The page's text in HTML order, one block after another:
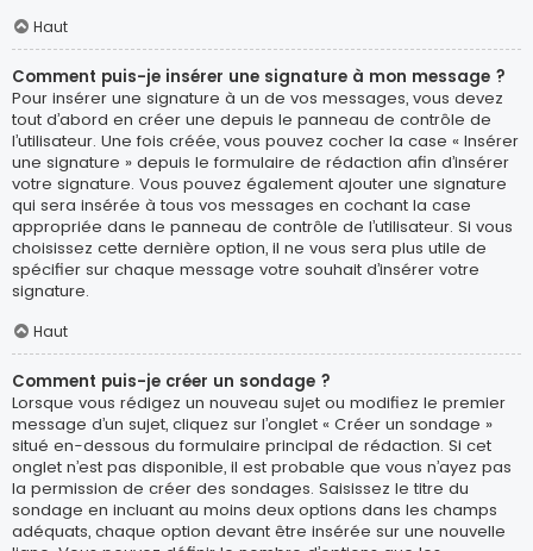
Haut
Comment puis-je insérer une signature à mon message ?
Pour insérer une signature à un de vos messages, vous devez
tout d’abord en créer une depuis le panneau de contrôle de
l’utilisateur. Une fois créée, vous pouvez cocher la case « Insérer
une signature » depuis le formulaire de rédaction afin d’insérer
votre signature. Vous pouvez également ajouter une signature
qui sera insérée à tous vos messages en cochant la case
appropriée dans le panneau de contrôle de l’utilisateur. Si vous
choisissez cette dernière option, il ne vous sera plus utile de
spécifier sur chaque message votre souhait d’insérer votre
signature.
Haut
Comment puis-je créer un sondage ?
Lorsque vous rédigez un nouveau sujet ou modifiez le premier
message d’un sujet, cliquez sur l’onglet « Créer un sondage »
situé en-dessous du formulaire principal de rédaction. Si cet
onglet n’est pas disponible, il est probable que vous n’ayez pas
la permission de créer des sondages. Saisissez le titre du
sondage en incluant au moins deux options dans les champs
adéquats, chaque option devant être insérée sur une nouvelle